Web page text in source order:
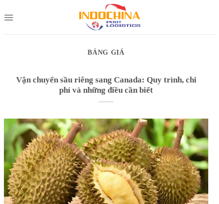
to
BẢNG GIÁ
Vận chuyển sầu riêng sang Canada: Quy trình, chi
phí và những điều cần biết